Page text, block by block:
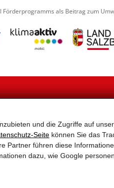
und die Zugriffe auf
Seite können Sie das
führen diese
dazu, wie Google
als Beitrag zum
& Datenschutz
Tragen Sie sich hier
Wir informieren Sie gerne
Ihre Mailadresse wird